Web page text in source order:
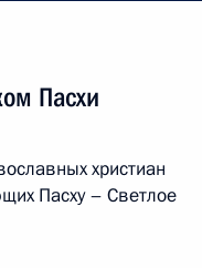
Пасхи
христиан
Пасху – Светлое